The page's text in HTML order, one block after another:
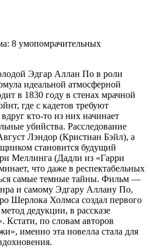
Эдгар Аллан По в роли
идеальной атмосферной
в 1830 году в стенах мрачной
где с кадетов требуют
кто-то из них начинает
убийства. Расследование
Лэндор (Кристиан Бэйл), а
становится будущий
Меллинга (Дадли из «Гарри
что даже в респектабельных
самые темные тайны. Фильм —
и самому Эдгару Аллану По,
Шерлока Холмса создал первого
дедукции, в рассказе
Кстати, по словам авторов
именно эта новелла стала для